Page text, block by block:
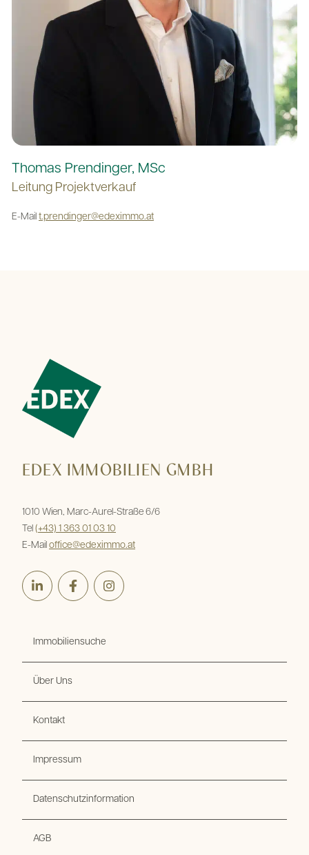
Thomas Prendinger, MSc
Leitung Projektverkauf
E-Mail t.prendinger@edeximmo.at
EDEX IMMOBILIEN GMBH
1010 Wien, Marc-Aurel-Straße 6/6
Tel (+43) 1 363 01 03 10
E-Mail office@edeximmo.at
LinkedInFacebookInstagram
Immobiliensuche
Über Uns
Kontakt
Impressum
Datenschutzinformation
AGB